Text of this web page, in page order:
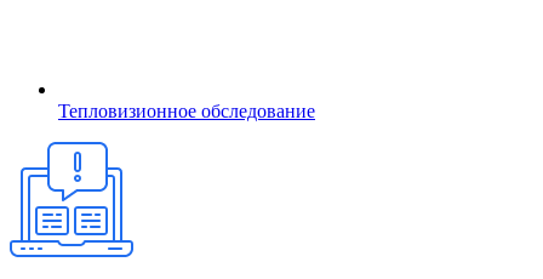
Тепловизионное обследование